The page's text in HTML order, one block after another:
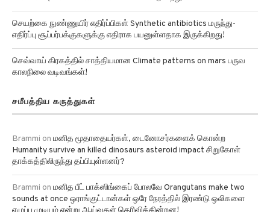
செயற்கை நுண்ணுயிர் எதிர்ப்பிகள் Synthetic antibiotics மருந்து-
எதிர்ப்பு சூப்பர்பக்குகளுக்கு எதிராக பயனுள்ளதாக இருக்கிறது!
செவ்வாய் கிரகத்தில் சாத்தியமான Climate patterns on mars பருவ
காலநிலை வடிவங்கள்!
சமீபத்திய கருத்துகள்
Brammi on மனித மூதாதையர்கள், டைனோசர்களைக் கொன்ற
Humanity survive an killed dinosaurs asteroid impact சிறுகோள்
தாக்கத்திலிருந்து தப்பியுள்ளனர்?
Brammi on மனித பீட் பாக்ஸிங்கைப் போலவே Orangutans make two
sounds at once ஒராங்குட்டான்கள் ஒரே நேரத்தில் இரண்டு ஒலிகளை
எழுப்ப முடியும் என்று ஆய்வுகள் தெரிவிக்கின்றன!